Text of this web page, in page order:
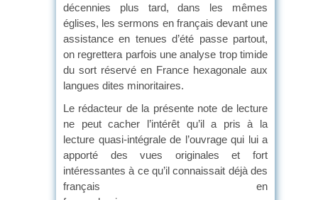
décennies plus tard, dans les mêmes
églises, les sermons en français devant une
assistance en tenues d’été passe partout,
on regrettera parfois une analyse trop timide
du sort réservé en France hexagonale aux
langues dites minoritaires.
Le rédacteur de la présente note de lecture
ne peut cacher l’intérêt qu’il a pris à la
lecture quasi-intégrale de l’ouvrage qui lui a
apporté des vues originales et fort
intéressantes à ce qu’il connaissait déjà des
français en